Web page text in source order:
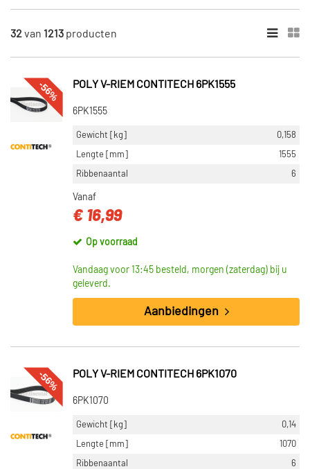
×
Poly V-riem (1124)
Poly V-riemen kit inclusief waterpomp (89)
LENGTE [MM]
1165 (6)
RIBBENAANTAL
Toon meer
VOORRAAD
Op voorraad (1042)
Niet op voorraad (171)
32van 1213 producten
-56% POLY V-RIEM CONTITECH 6PK1555
6PK1555
Gewicht [kg]
0,158
Lengte [mm]
1555
Ribbenaantal
6
Vanaf
€ 16,99
Op voorraad
Vandaag voor 13:45 besteld, morgen (zaterdag) bij u
geleverd.
Aanbiedingen
-56% POLY V-RIEM CONTITECH 6PK1070
6PK1070
Gewicht [kg]
0,14
Lengte [mm]
1070
Ribbenaantal
6